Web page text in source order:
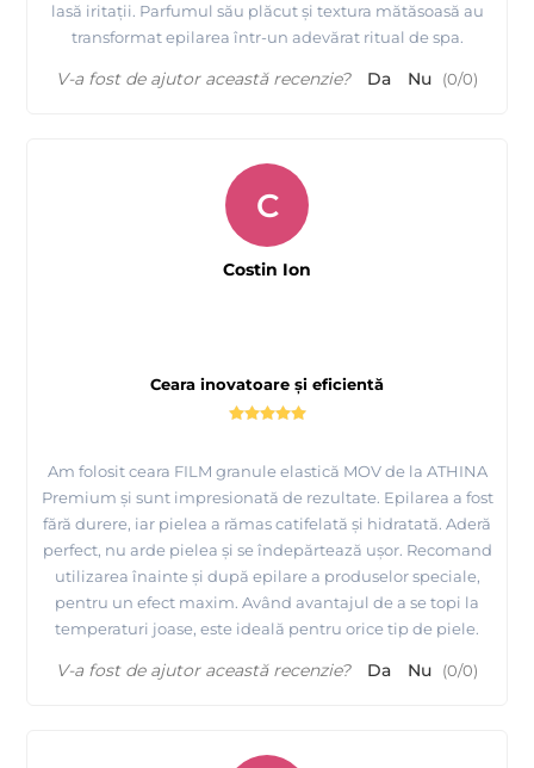
lasă iritații. Parfumul său plăcut și textura mătăsoasă au
transformat epilarea într-un adevărat ritual de spa.
V-a fost de ajutor această recenzie? Da Nu (0/0)
Ceara inovatoare și eficientă
Am folosit ceara FILM granule elastică MOV de la ATHINA
Premium și sunt impresionată de rezultate. Epilarea a fost
fără durere, iar pielea a rămas catifelată și hidratată. Aderă
perfect, nu arde pielea și se îndepărtează ușor. Recomand
utilizarea înainte și după epilare a produselor speciale,
pentru un efect maxim. Având avantajul de a se topi la
temperaturi joase, este ideală pentru orice tip de piele.
C
Costin Ion
V-a fost de ajutor această recenzie? Da Nu (0/0)